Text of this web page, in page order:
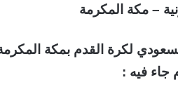
– مكة المكرمة
لكرة القدم بمكة
جاء فيه :